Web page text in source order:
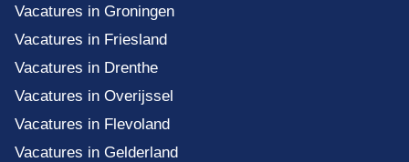
Vacatures in Groningen
Vacatures in Friesland
Vacatures in Drenthe
Vacatures in Overijssel
Vacatures in Flevoland
Vacatures in Gelderland